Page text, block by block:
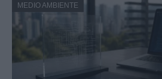
MEDIO AMBIENTE